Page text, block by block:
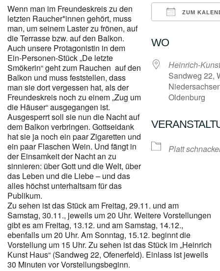
ZUM
WO
Heinrich-
Sandweg 22,
Oldenburg
Platt
Wenn man im Freundeskreis zu den
letzten Raucher*innen gehört, muss
man, um seinem Laster zu frönen, auf
die Terrasse bzw. auf den Balkon.
Auch unsere Protagonistin in dem
Ein-Personen-Stück „De letzte
Smökerin“ geht zum Rauchen auf den
Balkon und muss feststellen, dass
man sie dort vergessen hat, als der
Freundeskreis noch zu einem „Zug um
die Häuser“ ausgegangen ist.
Ausgesperrt soll sie nun die Nacht auf
dem Balkon verbringen. Gottseidank
hat sie ja noch ein paar Zigaretten und
ein paar Flaschen Wein. Und fängt in
der Einsamkeit der Nacht an zu
sinnieren: über Gott und die Welt, über
das Leben und die Liebe – und das
alles höchst unterhaltsam für das
Publikum.
Zu sehen ist das Stück am Freitag, 29.11. und am
Samstag, 30.11., jeweils um 20 Uhr. Weitere Vorstellungen
gibt es am Freitag, 13.12. und am Samstag, 14.12.,
ebenfalls um 20 Uhr. Am Sonntag, 15.12. beginnt die
Vorstellung um 15 Uhr. Zu sehen ist das Stück im „Heinrich
Kunst Haus“ (Sandweg 22, Ofenerfeld). Einlass ist jeweils
30 Minuten vor Vorstellungsbeginn.